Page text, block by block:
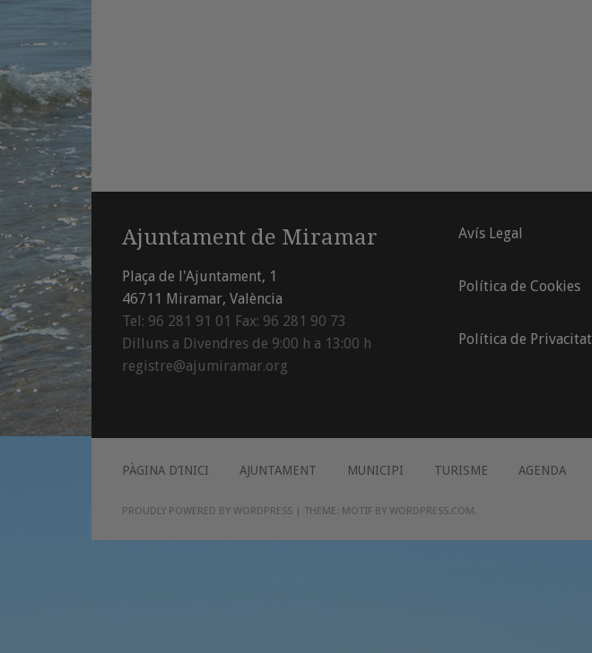
Ajuntament de Miramar
Plaça de l'Ajuntament, 1
46711 Miramar, València
Tel: 96 281 91 01 Fax: 96 281 90 73
Dilluns a Divendres de 9:00 h a 13:00 h
registre@ajumiramar.org
Avís Legal
Política de Cookies
Política de Privacitat
PÀGINA D’INICI AJUNTAMENT MUNICIPI TURISME AGENDA
PROUDLY POWERED BY WORDPRESS | THEME: MOTIF BY WORDPRESS.COM.